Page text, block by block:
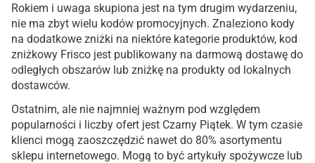
Rokiem i uwaga skupiona jest na tym drugim wydarzeniu,
nie ma zbyt wielu kodów promocyjnych. Znaleziono kody
na dodatkowe zniżki na niektóre kategorie produktów, kod
zniżkowy Frisco jest publikowany na darmową dostawę do
odległych obszarów lub zniżkę na produkty od lokalnych
dostawców.
Ostatnim, ale nie najmniej ważnym pod względem
popularności i liczby ofert jest Czarny Piątek. W tym czasie
klienci mogą zaoszczędzić nawet do 80% asortymentu
sklepu internetowego. Mogą to być artykuły spożywcze lub